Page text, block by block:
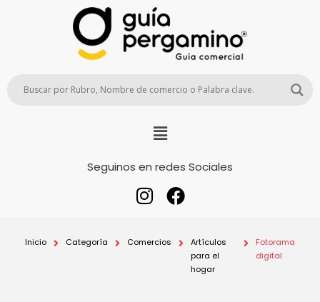
Seguinos en redes Sociales
Inicio Categoría Comercios
Artículos
para el
hogar
Fotorama
digital